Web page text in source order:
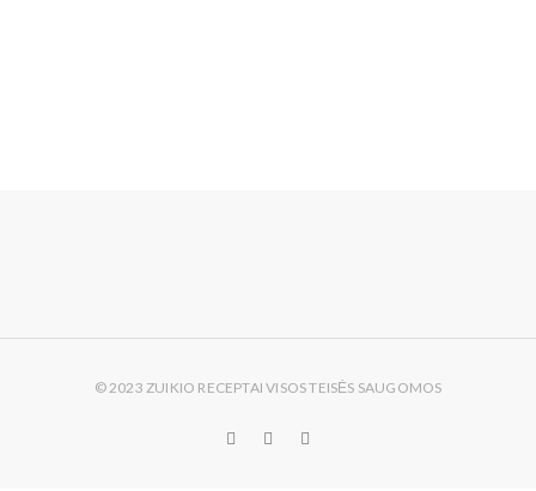
© 2023 ZUIKIO RECEPTAI VISOS TEISĖS SAUGOMOS